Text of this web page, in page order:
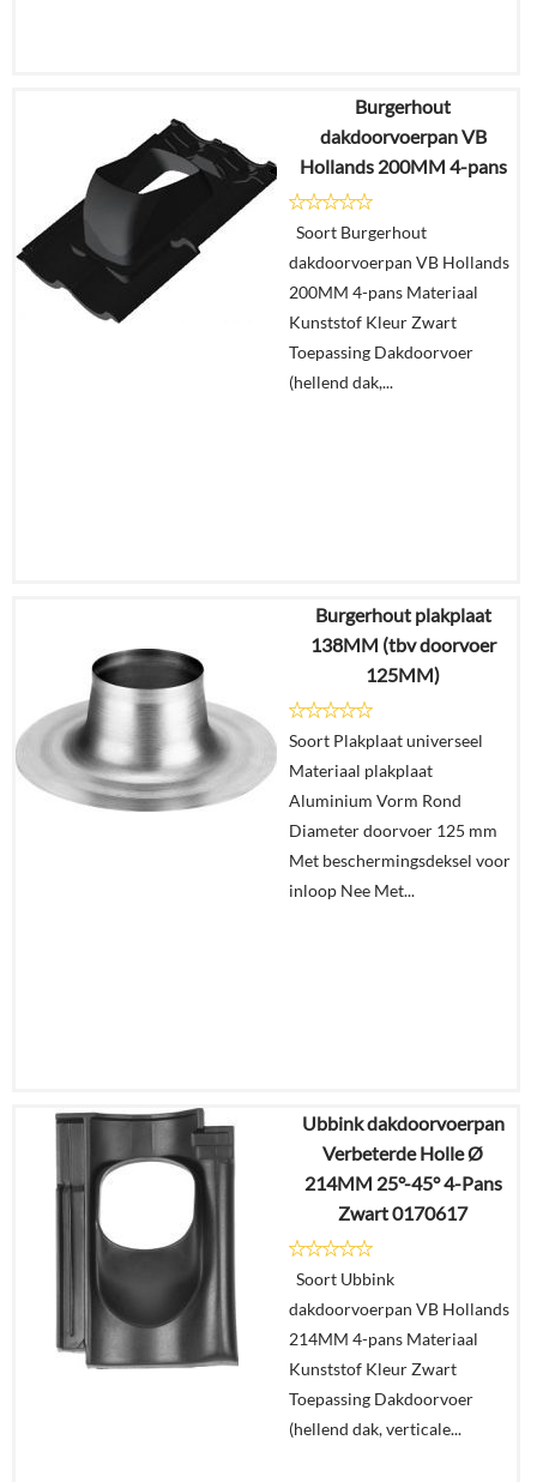
€14,04
€8,21
In
winkelmand
Burgerhout
dakdoorvoerpan VB
Hollands 200MM 4-pans
Soort Burgerhout
dakdoorvoerpan VB Hollands
200MM 4-pans Materiaal
Kunststof Kleur Zwart
Toepassing Dakdoorvoer
(hellend dak,...
€161,75
€94,63
winkelmand
Burgerhout plakplaat
138MM (tbv doorvoer
125MM)
Soort Plakplaat universeel
Materiaal plakplaat
Aluminium Vorm Rond
Diameter doorvoer 125 mm
Met beschermingsdeksel voor
inloop Nee Met...
€33,90
€21,83
winkelmand
Ubbink dakdoorvoerpan
Verbeterde Holle Ø
214MM 25°-45° 4-Pans
Zwart 0170617
Soort Ubbink
dakdoorvoerpan VB Hollands
214MM 4-pans Materiaal
Kunststof Kleur Zwart
Toepassing Dakdoorvoer
(hellend dak, verticale...